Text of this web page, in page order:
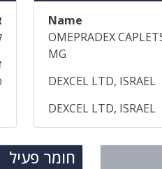
Name
OMEPRADEX
MG
DEXCEL LTD, ISRAEL
DEXCEL LTD, ISRAEL
חומר פעיל